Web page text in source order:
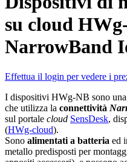
su cloud
NarrowBand
Effettua il login per vedere i
I dispositivi HWg-NB sono
che utilizza la connettività
sul portale cloud SensDesk,
(HWg-cloud).
Sono alimentati a batteria ed
metallo predisposti per